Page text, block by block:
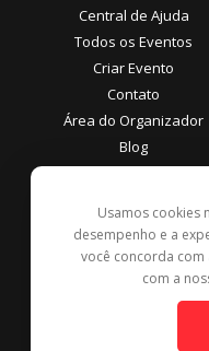
Central de Ajuda
Todos os Eventos
Criar Evento
Contato
Área do Organizador
Blog
Área do Participante
Central de Ajuda
Denunciar este evento
Usamos cookies
desempenho e a
você concorda com
com a